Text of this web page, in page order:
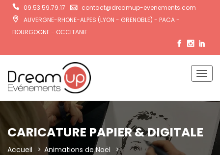
09.53.59.79.17
contact@dreamup-evenements.com
AUVERGNE-RHONE-ALPES (LYON - GRENOBLE) - PACA -
BOURGOGNE - OCCITANIE
CARICATURE PAPIER & DIGITALE
Accueil
Animations de Noël